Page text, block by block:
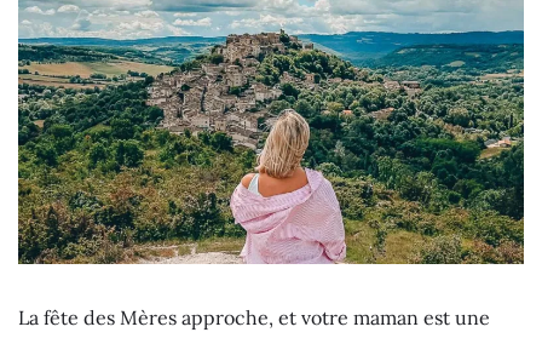
La fête des Mères approche, et votre maman est une